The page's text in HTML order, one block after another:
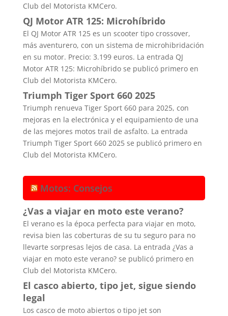
Club del Motorista KMCero.
QJ Motor ATR 125: Microhíbrido
El QJ Motor ATR 125 es un scooter tipo crossover,
más aventurero, con un sistema de microhibridación
en su motor. Precio: 3.199 euros. La entrada QJ
Motor ATR 125: Microhíbrido se publicó primero en
Club del Motorista KMCero.
Triumph Tiger Sport 660 2025
Triumph renueva Tiger Sport 660 para 2025, con
mejoras en la electrónica y el equipamiento de una
de las mejores motos trail de asfalto. La entrada
Triumph Tiger Sport 660 2025 se publicó primero en
Club del Motorista KMCero.
Motos: Consejos
¿Vas a viajar en moto este verano?
El verano es la época perfecta para viajar en moto,
revisa bien las coberturas de su tu seguro para no
llevarte sorpresas lejos de casa. La entrada ¿Vas a
viajar en moto este verano? se publicó primero en
Club del Motorista KMCero.
El casco abierto, tipo jet, sigue siendo
legal
Los casco de moto abiertos o tipo jet son